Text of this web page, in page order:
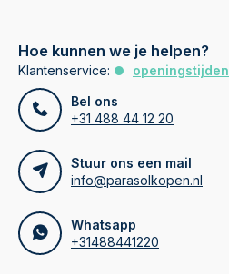
Hoe kunnen we je helpen?
Klantenservice:
openingstijden
Bel ons
+31 488 44 12 20
Stuur ons een mail
info@parasolkopen.nl
Whatsapp
+31488441220